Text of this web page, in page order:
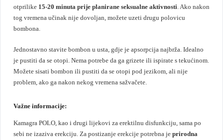
otprilike 15-20 minuta prije planirane seksualne aktivnosti. Ako nakon
tog vremena učinak nije dovoljan, možete uzeti drugu polovicu
bombona.
Jednostavno stavite bombon u usta, gdje je apsorpcija najbrža. Idealno
je pustiti da se otopi. Nema potrebe da ga grizete ili ispirate s tekućinom.
Možete sisati bombon ili pustiti da se otopi pod jezikom, ali nije
problem, ako ga nakon nekog vremena sažvačete.
Važne informacije:
Kamagra POLO, kao i drugi lijekovi za erektilnu disfunkciju, sama po
sebi ne izaziva erekciju. Za postizanje erekcije potrebna je prirodna